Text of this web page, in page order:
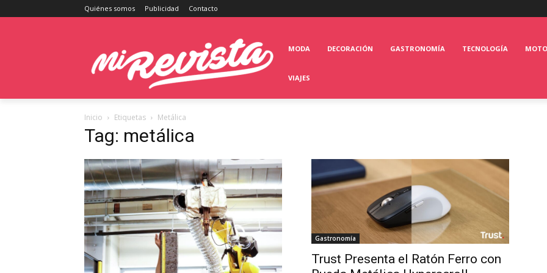
Quiénes somos Publicidad Contacto
MODA DECORACIÓN GASTRONOMÍA TECNOLOGÍA
VIAJES
Inicio Etiquetas Metálica
Tag: metálica
Gastronomía
Trust Presenta el Ratón Ferro con